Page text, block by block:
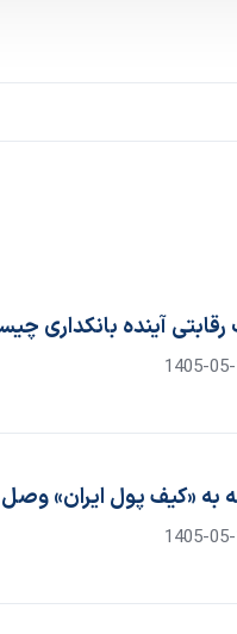
آینده بانکداری
1405-
به «کیف پول ایران»
1405-